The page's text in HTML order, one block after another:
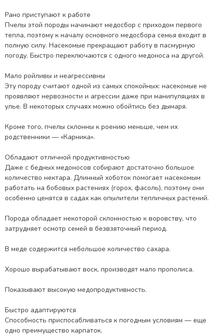
Рано приступают к работе
Пчелы этой породы начинают медосбор с приходом первого
тепла, поэтому к началу основного медосбора семья входит в
полную силу. Насекомые прекращают работу в пасмурную
погоду. Быстро переключаются с одного медоноса на другой.
Мало ройливы и неагрессивны
Эту породу считают одной из самых спокойных: насекомые не
проявляют нервозности и агрессии даже при манипуляциях в
улье. В некоторых случаях можно обойтись без дымаря.
Кроме того, пчелы склонны к роению меньше, чем их
родственники — «Карника».
Обладают отличной продуктивностью
Даже с бедных медоносов собирают достаточно большое
количество нектара. Длинный хоботок помогает насекомым
работать на бобовых растениях (горох, фасоль), поэтому они
особенно ценятся в садах как опылители тепличных растений.
Порода обладает некоторой склонностью к воровству, что
затрудняет осмотр семей в безвзяточный период.
В меде содержится небольшое количество сахара.
Хорошо вырабатывают воск, производят мало прополиса.
Показывают высокую медопродуктивность.
Быстро адаптируются
Способность приспосабливаться к погодным условиям — еще
одно преимущество карпаток.